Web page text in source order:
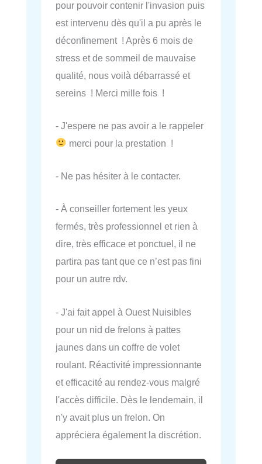
pour pouvoir contenir l'invasion puis
est intervenu dès qu'il a pu après le
déconfinement ! Après 6 mois de
stress et de sommeil de mauvaise
qualité, nous voilà débarrassé et
sereins ! Merci mille fois !
- J'espere ne pas avoir a le rappeler
merci pour la prestation !
- Ne pas hésiter à le contacter.
- À conseiller fortement les yeux
fermés, très professionnel et rien à
dire, très efficace et ponctuel, il ne
partira pas tant que ce n’est pas fini
pour un autre rdv.
- J'ai fait appel à Ouest Nuisibles
pour un nid de frelons à pattes
jaunes dans un coffre de volet
roulant. Réactivité impressionnante
et efficacité au rendez-vous malgré
l'accès difficile. Dès le lendemain, il
n'y avait plus un frelon. On
appréciera également la discrétion.